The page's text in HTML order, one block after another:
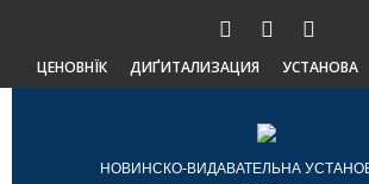
ЦЕНОВНЇК ДИҐИТАЛИЗАЦИЯ УСТАНОВА
НОВИНСКО-ВИДАВАТЕЛЬНА